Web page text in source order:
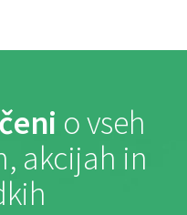
o vseh
akcijah in